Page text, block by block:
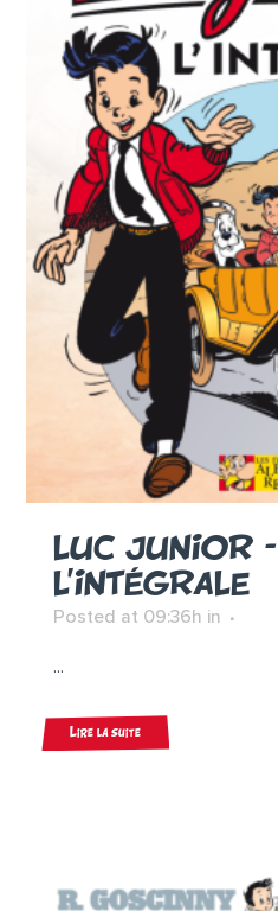
LUC JUNIOR –
L’INTÉGRALE
Posted at 09:36h in
...
Lire la suite